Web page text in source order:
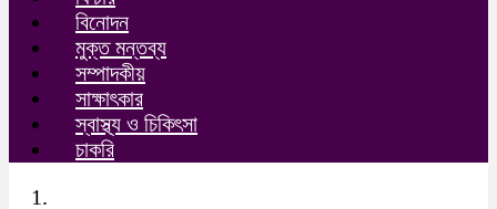
বিনোদন
মুক্ত মন্তব্য
সম্পাদকীয়
সাক্ষাৎকার
স্বাস্থ্য ও চিকিৎসা
চাকরি